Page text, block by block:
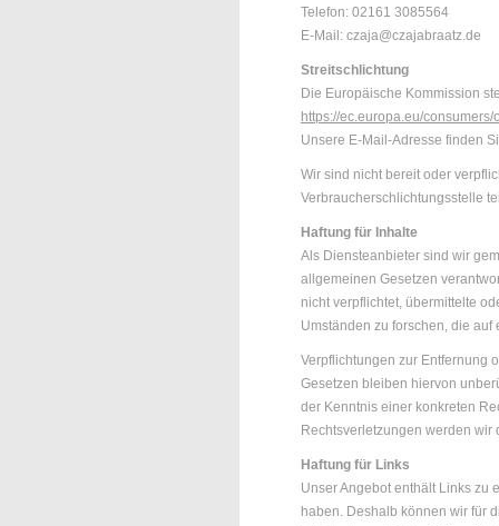
Telefon: 02161 3085564
E-Mail: czaja@czajabraatz.de
Streitschlichtung
Die Europäische Kommission
https://ec.europa.eu/consumers/
Unsere E-Mail-Adresse finden
Wir sind nicht bereit oder
Verbraucherschlichtungsstelle
Haftung für Inhalte
Als Diensteanbieter sind wir
allgemeinen Gesetzen
nicht verpflichtet, übermittelte
Umständen zu forschen, die
Verpflichtungen zur Entfernung
Gesetzen bleiben hiervon
der Kenntnis einer konkreten
Rechtsverletzungen werden
Haftung für Links
Unser Angebot enthält Links zu
haben. Deshalb können wir für